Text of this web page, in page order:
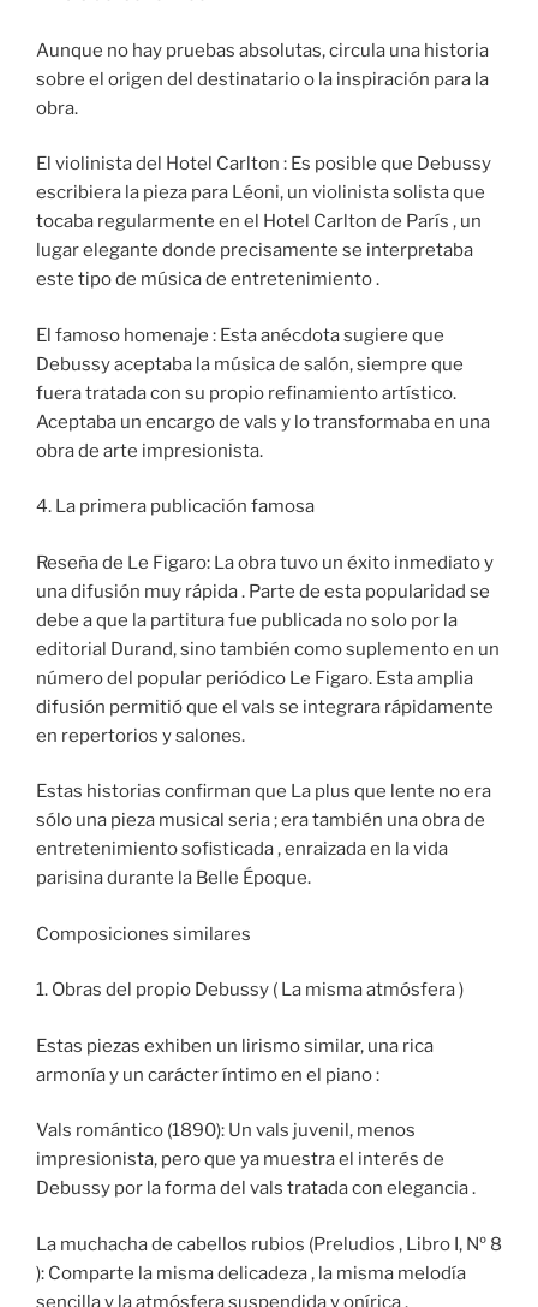
Aunque no hay pruebas absolutas, circula una historia
sobre el origen del destinatario o la inspiración para la
obra.
El violinista del Hotel Carlton : Es posible que Debussy
escribiera la pieza para Léoni, un violinista solista que
tocaba regularmente en el Hotel Carlton de París , un
lugar elegante donde precisamente se interpretaba
este tipo de música de entretenimiento .
El famoso homenaje : Esta anécdota sugiere que
Debussy aceptaba la música de salón, siempre que
fuera tratada con su propio refinamiento artístico.
Aceptaba un encargo de vals y lo transformaba en una
obra de arte impresionista.
4. La primera publicación famosa
Reseña de Le Figaro: La obra tuvo un éxito inmediato y
una difusión muy rápida . Parte de esta popularidad se
debe a que la partitura fue publicada no solo por la
editorial Durand, sino también como suplemento en un
número del popular periódico Le Figaro. Esta amplia
difusión permitió que el vals se integrara rápidamente
en repertorios y salones.
Estas historias confirman que La plus que lente no era
sólo una pieza musical seria ; era también una obra de
entretenimiento sofisticada , enraizada en la vida
parisina durante la Belle Époque.
Composiciones similares
1. Obras del propio Debussy ( La misma atmósfera )
Estas piezas exhiben un lirismo similar, una rica
armonía y un carácter íntimo en el piano :
Vals romántico (1890): Un vals juvenil, menos
impresionista, pero que ya muestra el interés de
Debussy por la forma del vals tratada con elegancia .
La muchacha de cabellos rubios (Preludios , Libro I, Nº 8
): Comparte la misma delicadeza , la misma melodía
sencilla y la atmósfera suspendida y onírica .